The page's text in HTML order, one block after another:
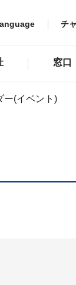
チ
窓口
ー(イベント)